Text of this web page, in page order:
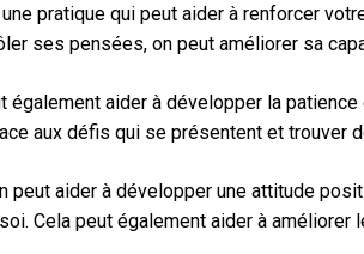
pratique qui peut aider à renforcer
ses pensées, on peut améliorer sa
également aider à développer la
aux défis qui se présentent et trouver
peut aider à développer une attitude
Cela peut également aider à